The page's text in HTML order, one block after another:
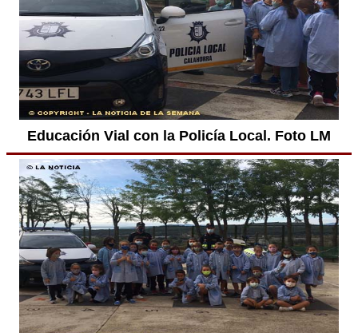
Educación Vial con la Policía Local. Foto LM